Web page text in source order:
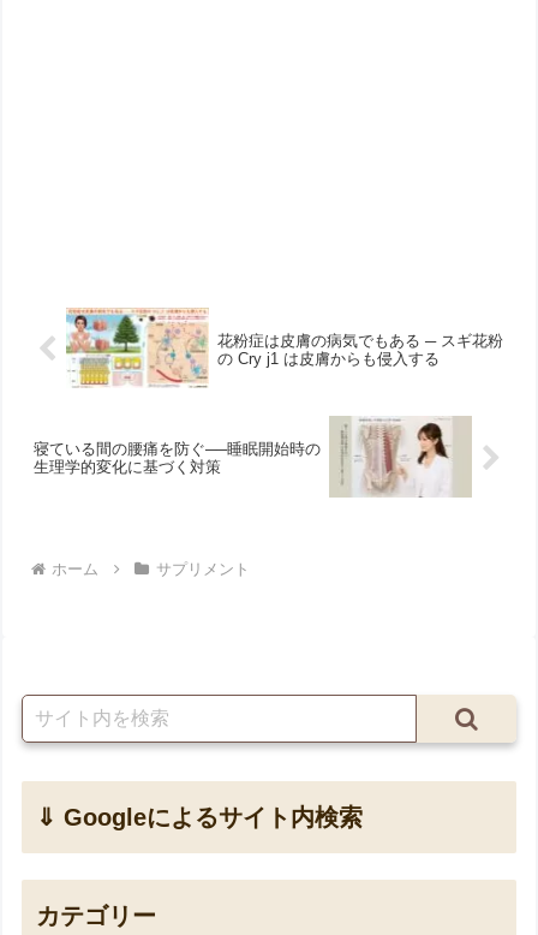
花粉症は皮膚の病気でもある ─ スギ花粉
の Cry j1 は皮膚からも侵入する
寝ている間の腰痛を防ぐ──睡眠開始時の
生理学的変化に基づく対策
ホーム サプリメント
⇓ Googleによるサイト内検索
カテゴリー